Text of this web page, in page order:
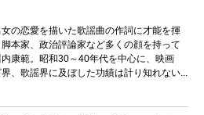
の恋愛を描いた歌謡曲の作詞に才能を揮
本家、政治評論家など多くの顔を持って
康範。昭和30～40年代を中心に、映画
、歌謡界に及ぼした功績は計り知れない...